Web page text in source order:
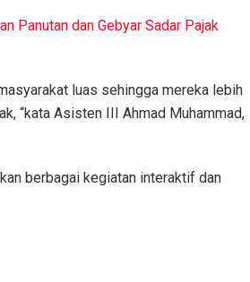
Panutan dan Gebyar Sadar Pajak
luas sehingga mereka lebih
“kata Asisten III Ahmad Muhammad,
berbagai kegiatan interaktif dan